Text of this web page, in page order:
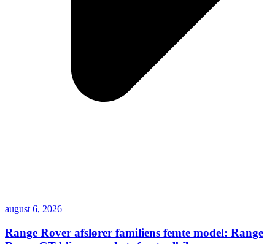
august 6, 2026
Range Rover afslører familiens femte model: Range